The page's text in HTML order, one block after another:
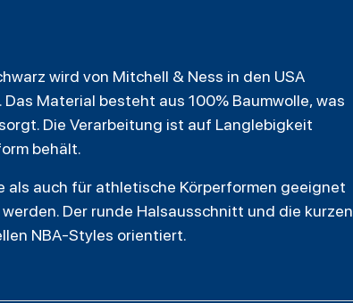
wird von Mitchell & Ness in den USA
Material besteht aus 100% Baumwolle, was
Die Verarbeitung ist auf Langlebigkeit
behält.
als auch für athletische Körperformen geeignet
Der runde Halsausschnitt und die kurzen
NBA-Styles orientiert.